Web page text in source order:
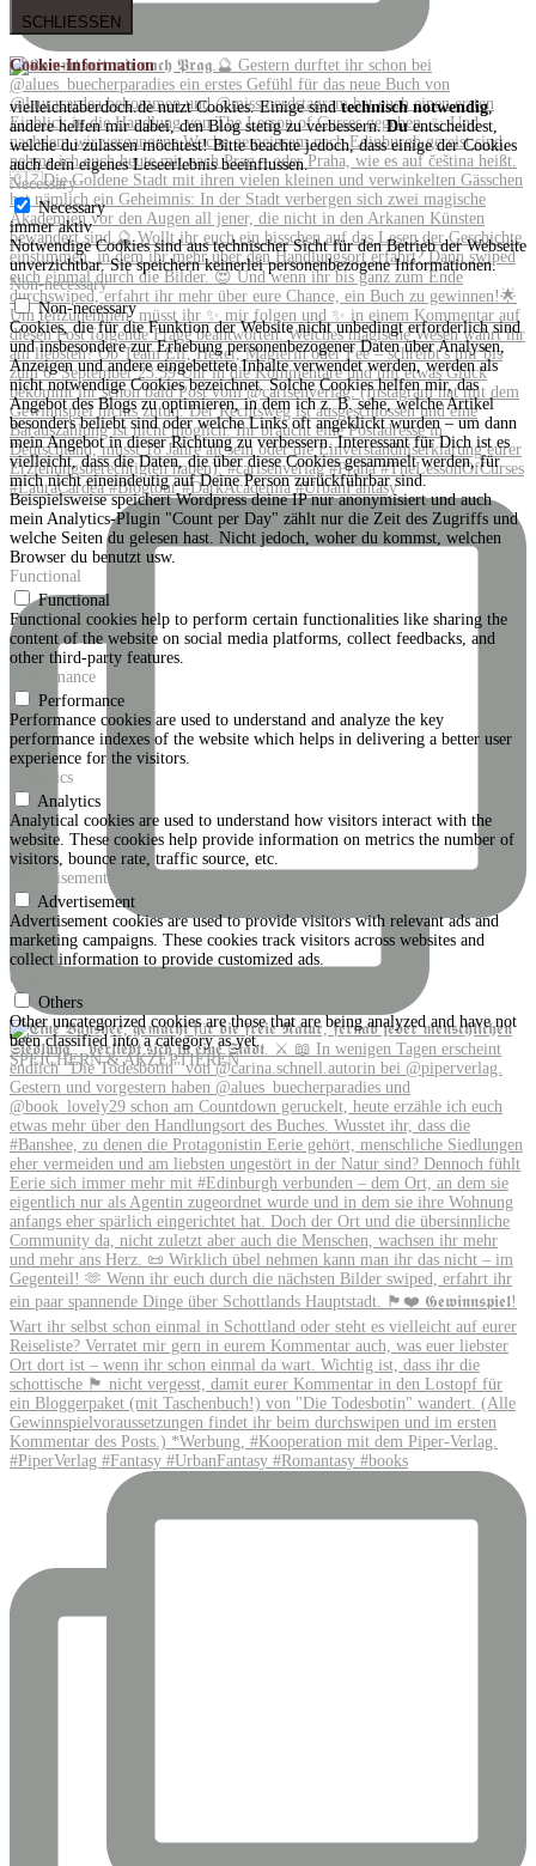
SCHLIESSEN
Cookie-Information
vielleichtaberdoch.de nutzt Cookies. Einige sindtechnisch notwendig,
andere helfen mir dabei, den Blog stetig zu verbessern.Duentscheidest,
welche du zulassen möchtest! Bitte beachte jedoch, dass einige der Cookies
auch dein eigenes Leseerlebnis beeinflussen.
Necessary
Necessary
immer aktiv
Notwendige Cookies sind aus technischer Sicht für den Betrieb der Webseite
unverzichtbar. Sie speichern keinerlei personenbezogene Informationen.
Non-necessary
Non-necessary
Cookies, die für die Funktion der Website nicht unbedingt erforderlich sind
und insbesondere zur Erhebung personenbezogener Daten über Analysen,
Anzeigen und andere eingebettete Inhalte verwendet werden, werden als
nicht notwendige Cookies bezeichnet. Solche Cookies helfen mir, das
Angebot des Blogs zu optimieren, in dem ich z. B. sehe, welche Artikel
besonders beliebt sind oder welche Links oft angeklickt wurden – um dann
mein Angebot in dieser Richtung zu verbessern. Interessant für Dich ist es
vielleicht, dass die Daten, die über diese Cookies gesammelt werden, für
mich nicht eineindeutig auf Deine Person zurückführbar sind.
Beispielsweise speichert Wordpress deine IP nur anonymisiert und auch
mein Analytics-Plugin "Count per Day" zählt nur die Zeit des Zugriffs und
welche Seiten du gelesen hast. Nicht jedoch, woher du kommst, welchen
Browser du benutzt usw.
Functional
Functional
Functional cookies help to perform certain functionalities like sharing the
content of the website on social media platforms, collect feedbacks, and
other third-party features.
Performance
Performance
Performance cookies are used to understand and analyze the key
performance indexes of the website which helps in delivering a better user
experience for the visitors.
Analytics
Analytics
Analytical cookies are used to understand how visitors interact with the
website. These cookies help provide information on metrics the number of
visitors, bounce rate, traffic source, etc.
Advertisement
Advertisement
Advertisement cookies are used to provide visitors with relevant ads and
marketing campaigns. These cookies track visitors across websites and
collect information to provide customized ads.
Others
Others
Other uncategorized cookies are those that are being analyzed and have not
been classified into a category as yet.
SPEICHERN & AKZEPTIEREN